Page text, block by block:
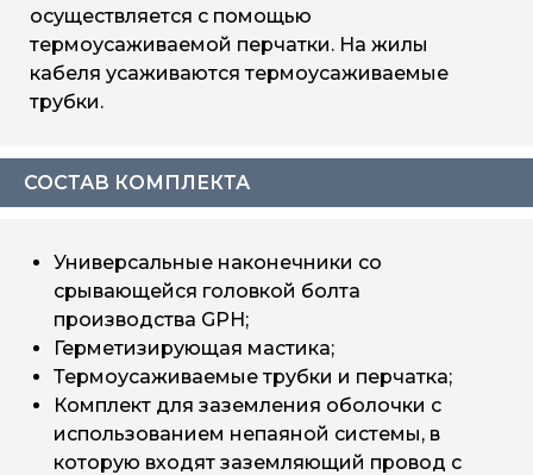
осуществляется с помощью
термоусаживаемой перчатки. На жилы
кабеля усаживаются термоусаживаемые
трубки.
СОСТАВ КОМПЛЕКТА
Универсальные наконечники со
срывающейся головкой болта
производства GPH;
Герметизирующая мастика;
Термоусаживаемые трубки и перчатка;
Комплект для заземления оболочки с
использованием непаяной системы, в
которую входят заземляющий провод с